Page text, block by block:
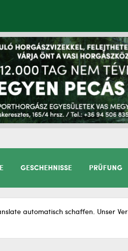
GESCHEHNISSE PRÜFUNG
automatisch schaffen. Unser